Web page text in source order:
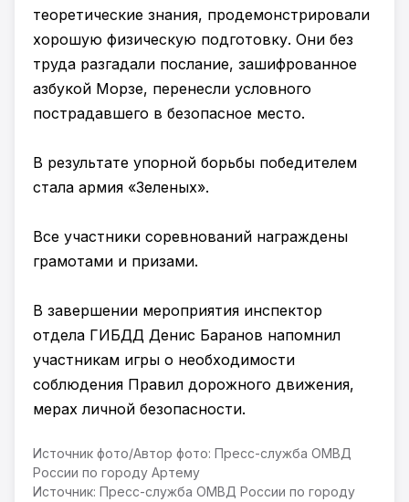
теоретические знания, продемонстрировали
хорошую физическую подготовку. Они без
труда разгадали послание, зашифрованное
азбукой Морзе, перенесли условного
пострадавшего в безопасное место.
В результате упорной борьбы победителем
стала армия «Зеленых».
Все участники соревнований награждены
грамотами и призами.
В завершении мероприятия инспектор
отдела ГИБДД Денис Баранов напомнил
участникам игры о необходимости
соблюдения Правил дорожного движения,
мерах личной безопасности.
Источник фото/Автор фото: Пресс-служба ОМВД
России по городу Артему
Источник: Пресс-служба ОМВД России по городу